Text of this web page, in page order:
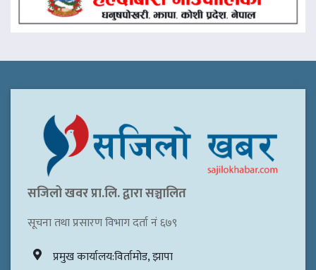
सजिलो खवर प्रा.लि. द्वारा सञ्चालित
सूचना तथा प्रसारण विभाग दर्ता नं ६७९
प्रमुख कार्यालय:विर्तामोड, झापा